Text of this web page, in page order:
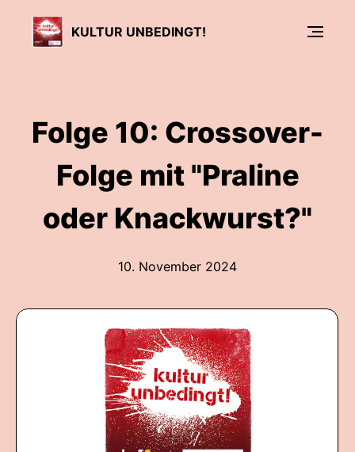
KULTUR UNBEDINGT!
Folge 10: Crossover-
Folge mit "Praline
oder Knackwurst?"
10. November 2024